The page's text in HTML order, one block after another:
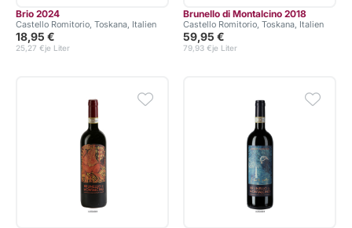
Brio 2024
Castello Romitorio, Toskana, Italien
18,95 €
je Liter
25,27 €
Brunello di Montalcino 2018
Castello Romitorio, Toskana, Italien
59,95 €
je Liter
79,93 €